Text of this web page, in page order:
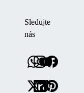
Sledujte
nás